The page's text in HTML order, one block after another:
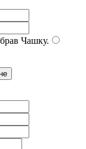
Чашку.